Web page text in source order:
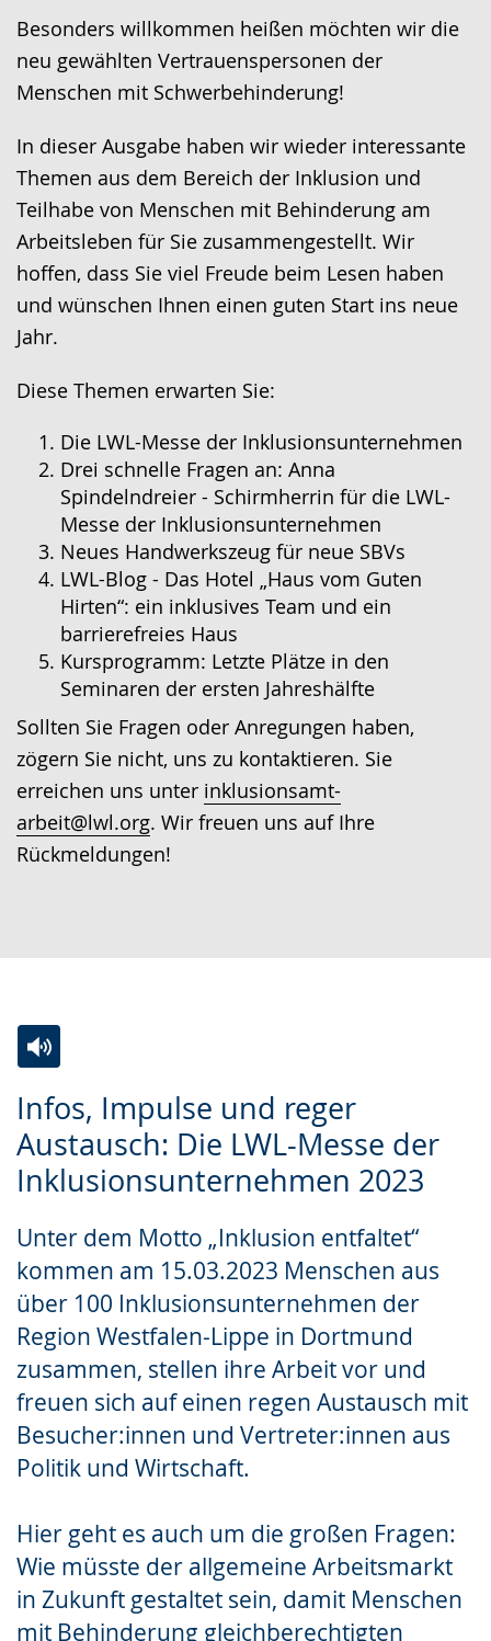
Besonders willkommen heißen möchten wir die
neu gewählten Vertrauenspersonen der
Menschen mit Schwerbehinderung!
In dieser Ausgabe haben wir wieder interessante
Themen aus dem Bereich der Inklusion und
Teilhabe von Menschen mit Behinderung am
Arbeitsleben für Sie zusammengestellt. Wir
hoffen, dass Sie viel Freude beim Lesen haben
und wünschen Ihnen einen guten Start ins neue
Jahr.
Diese Themen erwarten Sie:
Die LWL-Messe der Inklusionsunternehmen
Drei schnelle Fragen an: Anna
Spindelndreier - Schirmherrin für die LWL-
Messe der Inklusionsunternehmen
Neues Handwerkszeug für neue SBVs
LWL-Blog - Das Hotel „Haus vom Guten
Hirten“: ein inklusives Team und ein
barrierefreies Haus
Kursprogramm: Letzte Plätze in den
Seminaren der ersten Jahreshälfte
Sollten Sie Fragen oder Anregungen haben,
zögern Sie nicht, uns zu kontaktieren. Sie
erreichen uns unter inklusionsamt-
arbeit@lwl.org. Wir freuen uns auf Ihre
Rückmeldungen!
Infos, Impulse und reger
Austausch: Die LWL-Messe der
Inklusionsunternehmen 2023
Unter dem Motto „Inklusion entfaltet“
kommen am 15.03.2023 Menschen aus
über 100 Inklusionsunternehmen der
Region Westfalen-Lippe in Dortmund
zusammen, stellen ihre Arbeit vor und
freuen sich auf einen regen Austausch mit
Besucher:innen und Vertreter:innen aus
Politik und Wirtschaft.
Hier geht es auch um die großen Fragen:
Wie müsste der allgemeine Arbeitsmarkt
in Zukunft gestaltet sein, damit Menschen
mit Behinderung gleichberechtigten
Leichten
Sprache
wechseln.
Audio-
Unterstützung.
Video
in
Deutscher
wird
angezeigt.